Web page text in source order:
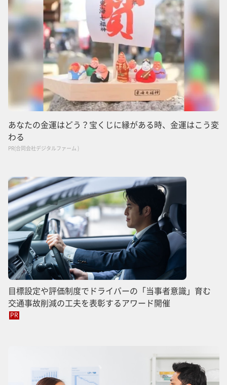
あなたの金運はどう？宝くじに縁がある時、金運はこう変
わる
PR(合同会社デジタルファーム )
目標設定や評価制度でドライバーの「当事者意識」育む
交通事故削減の工夫を表彰するアワード開催
PR